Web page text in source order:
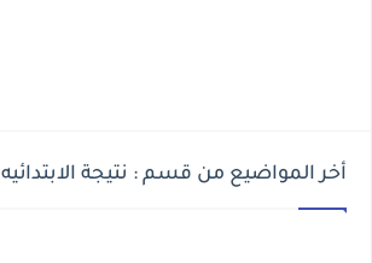
أخر المواضيع من قسم : نتيجة الابتدائيه